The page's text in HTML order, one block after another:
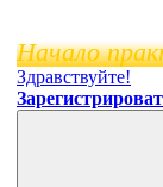
Начало
Здравствуйте!